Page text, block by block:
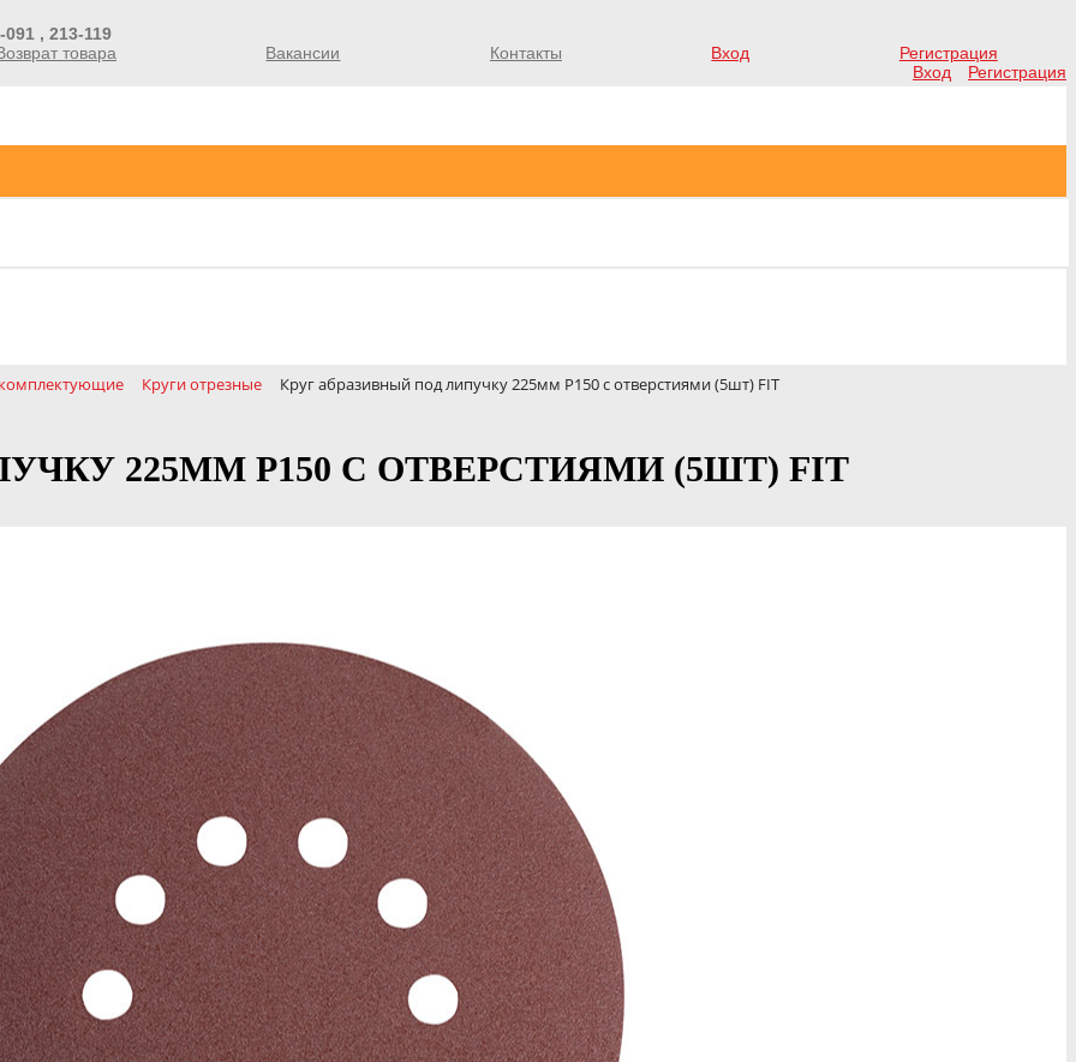
, 213-119
товара
Вакансии Контакты Вход
Регистрация
Вход
Регистрация
комплектующие Круги отрезные Круг абразивный под липучку 225мм Р150 с отверстиями (5шт) FIT
225ММ Р150 С ОТВЕРСТИЯМИ (5ШТ) FIT